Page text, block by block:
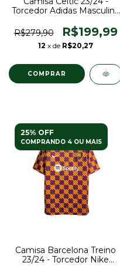
Torcedor Adidas Masculina
R$279,90
R$199,99
12 x de R$20,27
COMPRAR
25% OFF
COMPRANDO 4 OU MAIS
Camisa Barcelona Treino
23/24 - Torcedor Nike